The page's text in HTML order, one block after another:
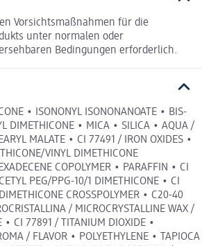
Vorsichtsmaßnahmen für die
unter normalen oder
Bedingungen erforderlich.
• ISONONYL ISONONANOATE • BIS-
DIMETHICONE • MICA • SILICA • AQUA /
MALATE • CI 77491 / IRON OXIDES •
VINYL DIMETHICONE
COPOLYMER • PARAFFIN • CI
PEG/PPG-10/1 DIMETHICONE • CI
CROSSPOLYMER • C20-40
/ MICROCRYSTALLINE WAX /
• CI 77891 / TITANIUM DIOXIDE •
/ FLAVOR • POLYETHYLENE • TAPIOCA